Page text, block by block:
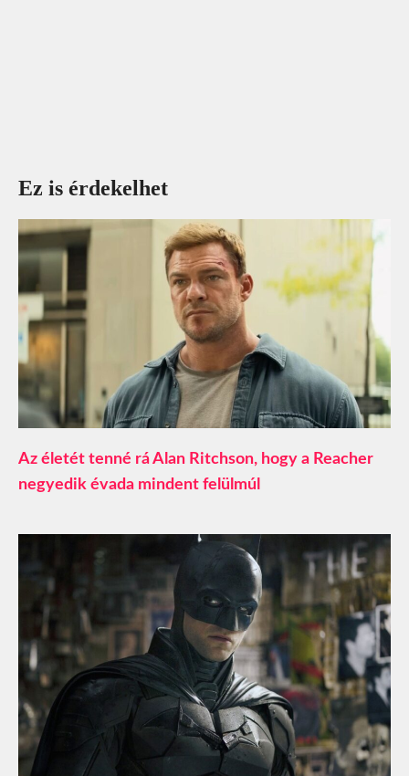
Ez is érdekelhet
Az életét tenné rá Alan Ritchson, hogy a Reacher
negyedik évada mindent felülmúl